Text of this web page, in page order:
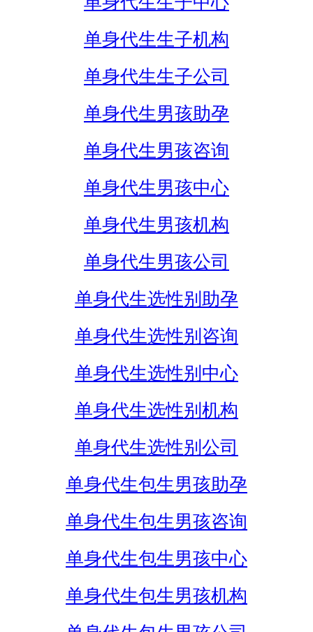
单身代生生子机构
单身代生生子公司
单身代生男孩助孕
单身代生男孩咨询
单身代生男孩中心
单身代生男孩机构
单身代生男孩公司
单身代生选性别助孕
单身代生选性别咨询
单身代生选性别中心
单身代生选性别机构
单身代生选性别公司
单身代生包生男孩助孕
单身代生包生男孩咨询
单身代生包生男孩中心
单身代生包生男孩机构